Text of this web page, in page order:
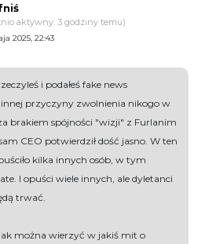
aktywny: 3 godziny temu)
2025, 22:43
i podałeś fake news
innej przyczyny zwolnienia nikogo w
brakiem spójności "wizji" z Furlanim
CEO potwierdził dość jasno. W ten
kilka innych osób, w tym
I opuści wiele innych, ale dyletanci
trwać.
można wierzyć w jakiś mit o